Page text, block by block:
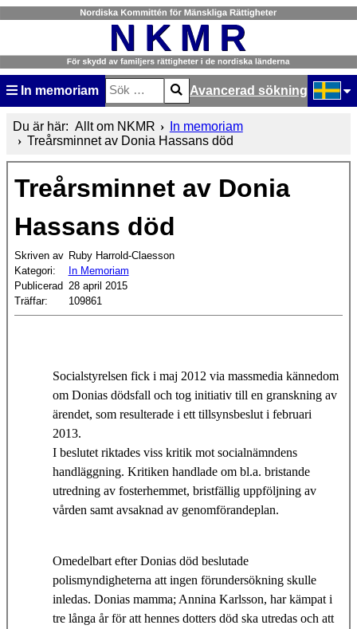
In memoriam
Sök
Type 2 or more characters for results.
Avancerad sökning
Du är här: Allt om NKMR
In memoriam
Treårsminnet av Donia Hassans död
Treårsminnet av Donia
Hassans död
Skriven av Ruby Harrold-Claesson
Kategori:
In Memoriam
Publicerad 28 april 2015
Träffar:
109861
Socialstyrelsen fick i maj 2012 via massmedia kännedom
om Donias dödsfall och tog initiativ till en granskning av
ärendet, som resulterade i ett tillsynsbeslut i februari
2013.
I beslutet riktades viss kritik mot socialnämndens
handläggning. Kritiken handlade om bl.a. bristande
utredning av fosterhemmet, bristfällig uppföljning av
vården samt avsaknad av genomförandeplan.
Omedelbart efter Donias död beslutade
polismyndigheterna att ingen förundersökning skulle
inledas. Donias mamma; Annina Karlsson, har kämpat i
tre långa år för att hennes dotters död ska utredas och att